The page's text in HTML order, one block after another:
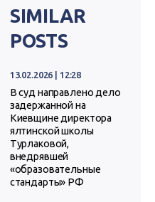
SIMILAR
POSTS
13.02.2026 | 12:28
В суд направлено дело
задержанной на
Киевщине директора
ялтинской школы
Турлаковой,
внедрявшей
«образовательные
стандарты» РФ